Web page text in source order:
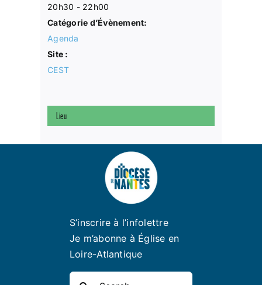
20h30 - 22h00
Catégorie d’Évènement:
Agenda
Site :
CEST
Lieu
S’inscrire à l’infolettre
Je m’abonne à Église en
Loire-Atlantique
Rechercher: